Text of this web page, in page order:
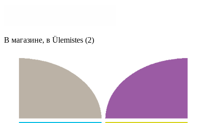
В магазине, в Ülemistes (2)